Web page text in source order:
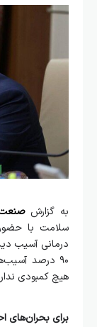
به گزارش
سلامت با حضور
درمانی آسیب
۹۰ درصد
هیچ کمبودی
برای بحران‌های